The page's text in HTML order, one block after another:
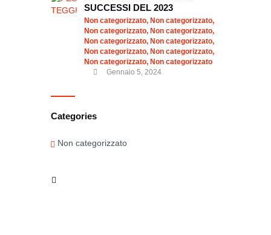
SUCCESSI DEL 2023
Non categorizzato, Non categorizzato,
Non categorizzato, Non categorizzato,
Non categorizzato, Non categorizzato,
Non categorizzato, Non categorizzato,
Non categorizzato, Non categorizzato
Gennaio 5, 2024
Categories
Non categorizzato